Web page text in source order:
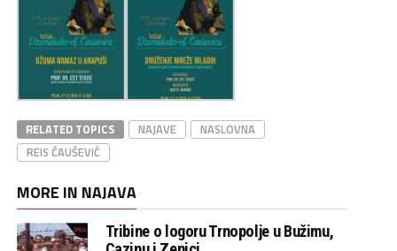
RELATED TOPICS NAJAVE
NASLOVNA
REIS ČAUŠEVIĆ
MORE IN NAJAVA
Tribine o logoru Trnopolje u Bužimu,